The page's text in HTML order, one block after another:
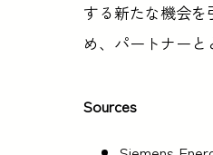
する新たな機会
め、パートナー
Sources